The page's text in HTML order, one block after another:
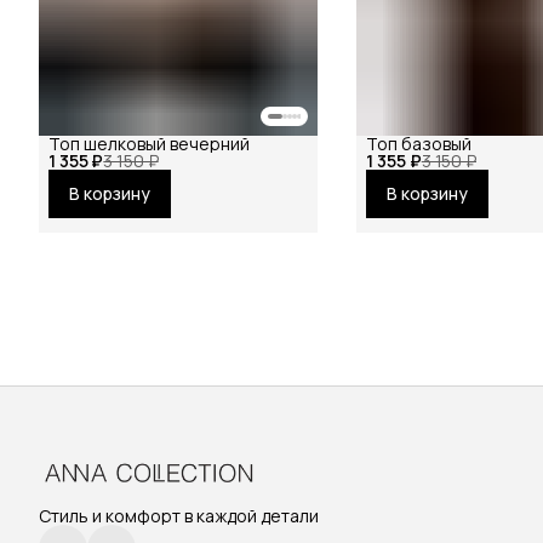
1 355 ₽3 150 ₽
Топ шелковый вечерний
В корзину
1 355 ₽3 150 ₽
Топ базовый
В корзину
Стиль и комфорт в каждой детали